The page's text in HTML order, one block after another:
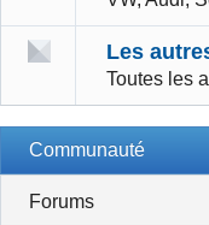
Les
Toutes les
Communauté
Forums